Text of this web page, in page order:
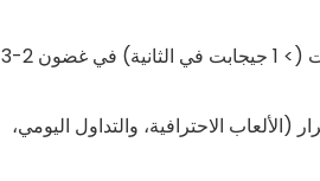
أنت تخطط للترقية إلى النطاق العريض متعدد جيجابت (> 1 جيجابت في الثانية) في غضون 2-3
(الألعاب الاحترافية، والتداول اليومي،